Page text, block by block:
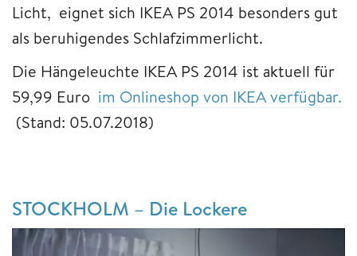
Licht, eignet sich IKEA PS 2014 besonders gut
als beruhigendes Schlafzimmerlicht.
Die Hängeleuchte IKEA PS 2014 ist aktuell für
59,99 Euro im Onlineshop von IKEA verfügbar.
(Stand: 05.07.2018)
STOCKHOLM – Die Lockere